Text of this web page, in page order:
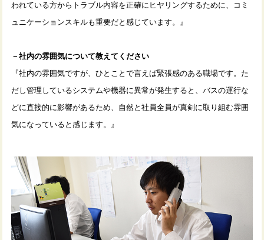
われている方からトラブル内容を正確にヒヤリングするために、コミ
ュニケーションスキルも重要だと感じています。』
－社内の雰囲気について教えてください
『社内の雰囲気ですが、ひとことで言えば緊張感のある職場です。た
だし管理しているシステムや機器に異常が発生すると、バスの運行な
どに直接的に影響があるため、自然と社員全員が真剣に取り組む雰囲
気になっていると感じます。』